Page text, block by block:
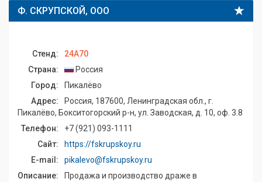
Ф. СКРУПСКОЙ, ООО
Стенд:
24A70
Страна:
Россия
Город:
Пикалёво
Адрес:
Россия, 187600, Ленинградская обл., г.
Пикалёво, Бокситогорский р-н, ул. Заводская, д. 10, оф. 3.8
Телефон:
+7 (921) 093-1111
Сайт:
https://fskrupskoy.ru
E-mail:
pikalevo@fskrupskoy.ru
Описание:
Продажа и производство драже в